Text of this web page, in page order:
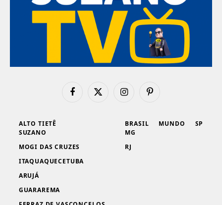
FacebookX
InstagramPinterest
ALTO TIETÊ
SUZANO
MOGI DAS CRUZES
ITAQUAQUECETUBA
ARUJÁ
GUARAREMA
BRASIL
MG
RJ
MUNDO SP